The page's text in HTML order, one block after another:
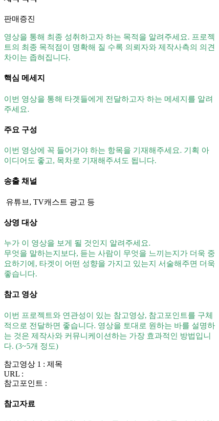
판매증진
영상을 통해 최종 성취하고자 하는 목적을 알려주세요. 프로젝
트의 최종 목적점이 명확해 질 수록 의뢰자와 제작사측의 의견
차이는 좁혀집니다.
핵심 메세지
이번 영상을 통해 타겟들에게 전달하고자 하는 메세지를 알려
주세요.
주요 구성
이번 영상에 꼭 들어가야 하는 항목을 기재해주세요. 기획 아
이디어도 좋고, 목차로 기재해주셔도 됩니다.
송출 채널
유튜브, TV캐스트 광고 등
상영 대상
누가 이 영상을 보게 될 것인지 알려주세요.
무엇을 말하는지보다, 듣는 사람이 무엇을 느끼는지가 더욱 중
요하기에, 타겟이 어떤 성향을 가지고 있는지 서술해주면 더욱
좋습니다.
참고 영상
이번 프로젝트와 연관성이 있는 참고영상, 참고포인트를 구체
적으로 전달하면 좋습니다. 영상을 토대로 원하는 바를 설명하
는 것은 제작사와 커뮤니케이션하는 가장 효과적인 방법입니
다. (3~5개 정도)
참고영상 1 : 제목
URL :
참고포인트 :
참고자료